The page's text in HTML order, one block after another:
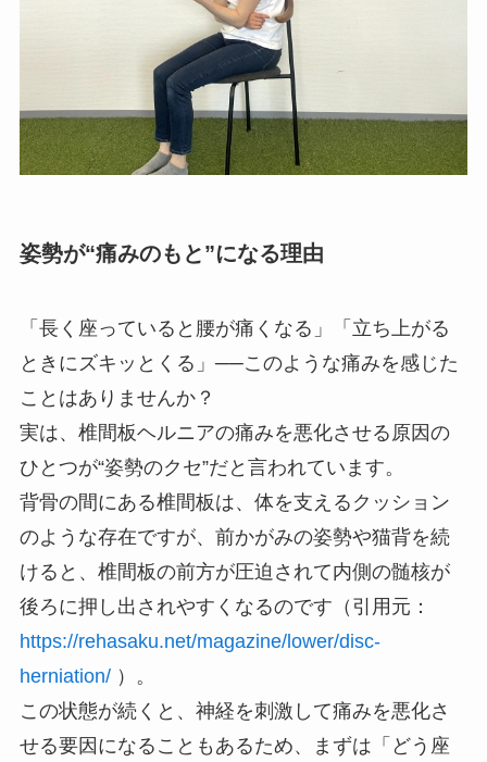
姿勢が“痛みのもと”になる理由
「長く座っていると腰が痛くなる」「立ち上がる
ときにズキッとくる」──このような痛みを感じた
ことはありませんか？
実は、椎間板ヘルニアの痛みを悪化させる原因の
ひとつが“姿勢のクセ”だと言われています。
背骨の間にある椎間板は、体を支えるクッション
のような存在ですが、前かがみの姿勢や猫背を続
けると、椎間板の前方が圧迫されて内側の髄核が
後ろに押し出されやすくなるのです（引用元：
https://rehasaku.net/magazine/lower/disc-
herniation/）。
この状態が続くと、神経を刺激して痛みを悪化さ
せる要因になることもあるため、まずは「どう座